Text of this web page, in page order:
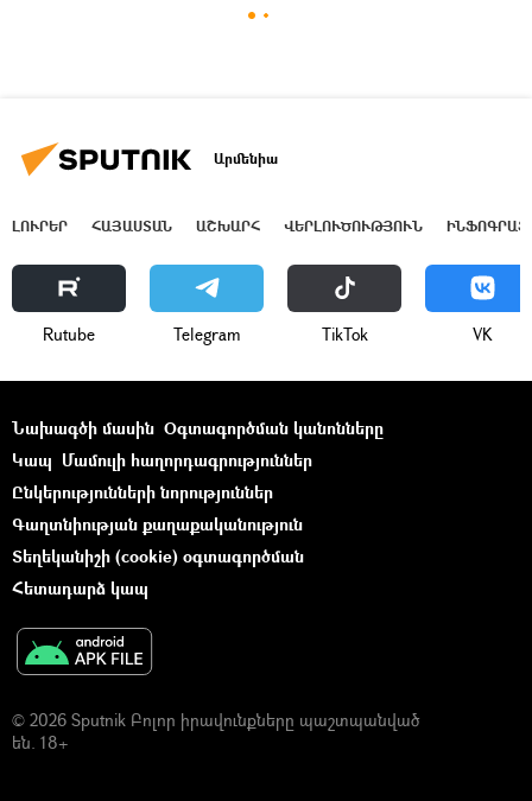
Արմենիա
ԼՈՒՐԵՐ ՀԱՅԱՍՏԱՆ ԱՇԽԱՐՀ ՎԵՐԼՈՒԾՈՒԹՅՈՒՆ
Rutube Telegram ТikТоk VK
Նախագծի մասին Օգտագործման կանոնները
Կապ Մամուլի հաղորդագրություններ
Ընկերությունների նորություններ
Գաղտնիության քաղաքականություն
Տեղեկանիշի (cookie) օգտագործման
Հետադարձ կապ
© 2026 Sputnik Բոլոր իրավունքները պաշտպանված
են. 18+